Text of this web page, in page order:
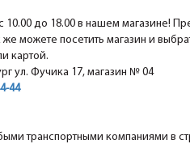
до 18.00 в нашем магазине!
можете посетить магазин и
картой.
ул. Фучика 17, магазин № 04
44
транспортными компаниями в